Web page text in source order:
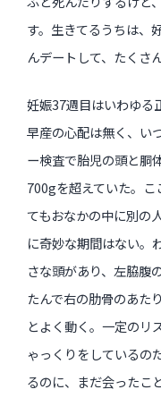
す。生きてるうちは、
んデートして、たくさ
妊娠37週目はいわゆる
早産の心配は無く、い
ー検査で胎児の頭と胴
700gを超えていた。
てもおなかの中に別の
に奇妙な期間はない。
さな頭があり、左脇腹
たんで右の肋骨のあた
とよく動く。一定のリ
ゃっくりをしているの
るのに、まだ会ったこ